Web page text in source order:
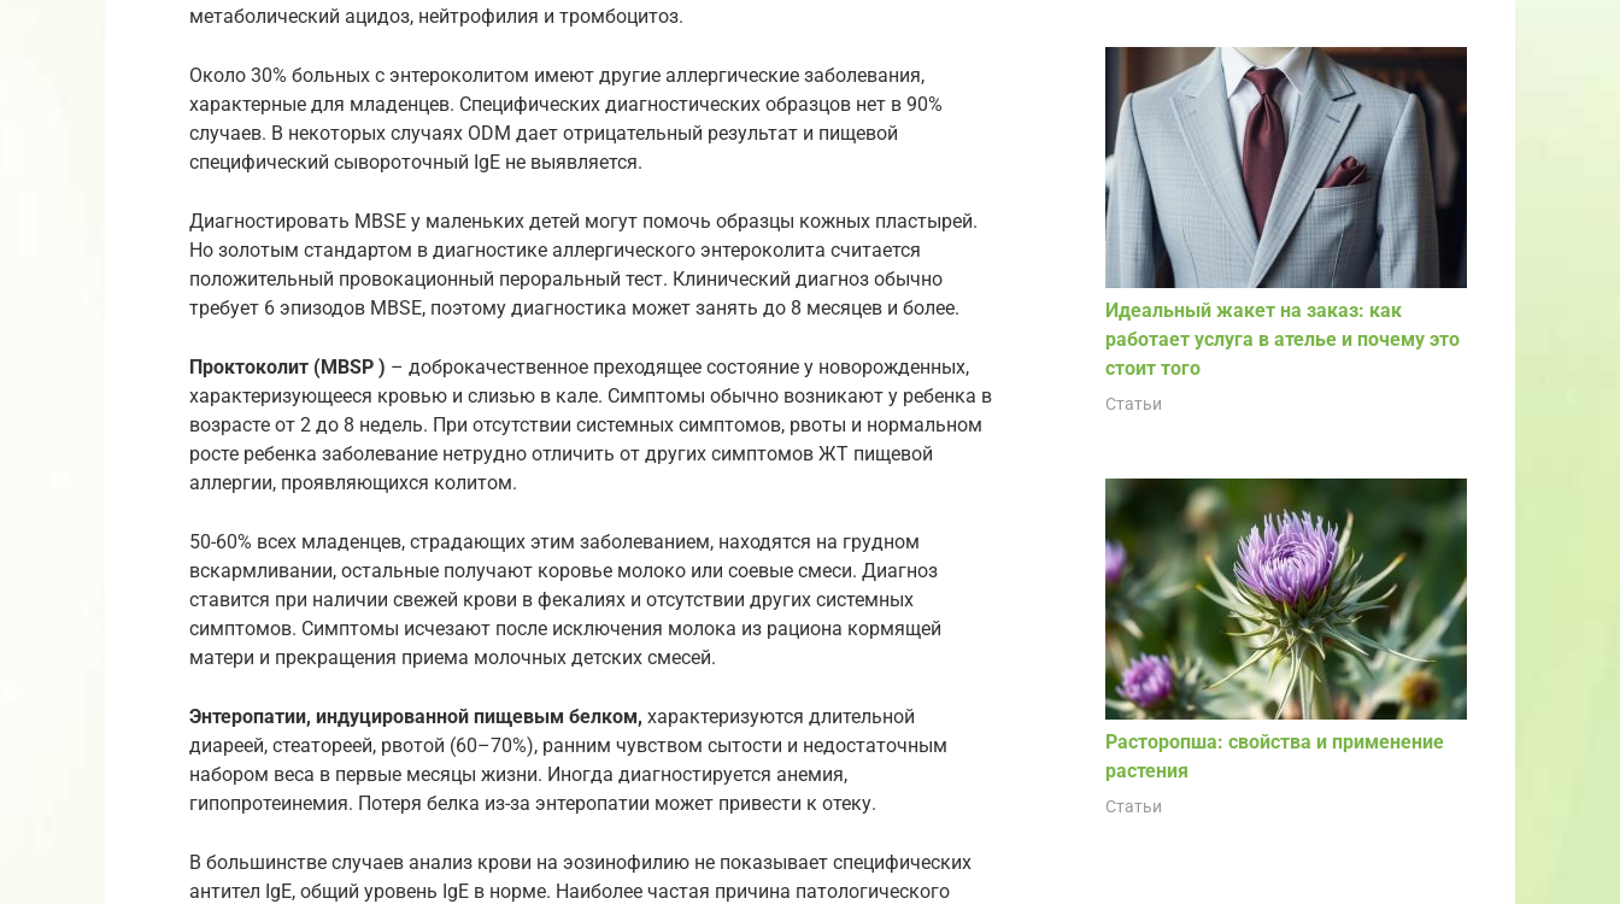
метаболический ацидоз, нейтрофилия и тромбоцитоз.
Около 30% больных с энтероколитом имеют другие аллергические заболевания,
характерные для младенцев. Специфических диагностических образцов нет в 90%
случаев. В некоторых случаях ODM дает отрицательный результат и пищевой
специфический сывороточный IgE не выявляется.
Диагностировать MBSE у маленьких детей могут помочь образцы кожных пластырей.
Но золотым стандартом в диагностике аллергического энтероколита считается
положительный провокационный пероральный тест. Клинический диагноз обычно
требует 6 эпизодов MBSE, поэтому диагностика может занять до 8 месяцев и более.
Проктоколит (MBSP ) – доброкачественное преходящее состояние у новорожденных,
характеризующееся кровью и слизью в кале. Симптомы обычно возникают у ребенка в
возрасте от 2 до 8 недель. При отсутствии системных симптомов, рвоты и нормальном
росте ребенка заболевание нетрудно отличить от других симптомов ЖТ пищевой
аллергии, проявляющихся колитом.
50-60% всех младенцев, страдающих этим заболеванием, находятся на грудном
вскармливании, остальные получают коровье молоко или соевые смеси. Диагноз
ставится при наличии свежей крови в фекалиях и отсутствии других системных
симптомов. Симптомы исчезают после исключения молока из рациона кормящей
матери и прекращения приема молочных детских смесей.
Энтеропатии, индуцированной пищевым белком, характеризуются длительной
диареей, стеатореей, рвотой (60–70%), ранним чувством сытости и недостаточным
набором веса в первые месяцы жизни. Иногда диагностируется анемия,
гипопротеинемия. Потеря белка из-за энтеропатии может привести к отеку.
В большинстве случаев анализ крови на эозинофилию не показывает специфических
антител IgE, общий уровень IgE в норме. Наиболее частая причина патологического
Идеальный жакет на заказ: как
работает услуга в ателье и почему это
стоит того
Статьи
Расторопша: свойства и применение
растения
Статьи